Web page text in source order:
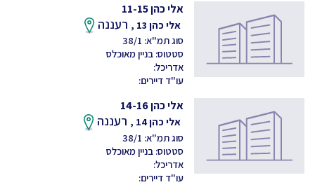
אלי כהן 11-15
אלי כהן 13 , רעננה
סוג תמ"א: 38/1
סטטוס: בניין מאוכלס
אדריכל:
עו"ד דיירים:
אלי כהן 14-16
אלי כהן 14 , רעננה
סוג תמ"א: 38/1
סטטוס: בניין מאוכלס
אדריכל:
עו"ד דיירים: